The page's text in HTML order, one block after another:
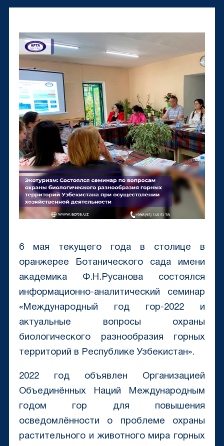
6 мая текущего года в столице в
оранжерее Ботанического сада имени
академика Ф.Н.Русанова состоялся
информационно-аналитический семинар
«Международный год гор-2022 и
актуальные вопросы охраны
биологического разнообразия горных
территорий в Республике Узбекистан».
2022 год объявлен Организацией
Объединённых Наций Международным
годом гор для повышения
осведомлённости о проблеме охраны
растительного и животного мира горных